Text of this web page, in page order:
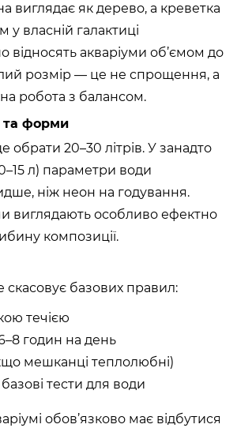
виглядає як дерево, а креветка
у власній галактиці
відносять акваріуми об’ємом до
розмір — це не спрощення, а
робота з балансом.
та форми
обрати 20–30 літрів. У занадто
л) параметри води
ніж неон на годування.
виглядають особливо ефектно
композиції.
скасовує базових правил:
течією
годин на день
мешканці теплолюбні)
тести для води
обов’язково має відбутися